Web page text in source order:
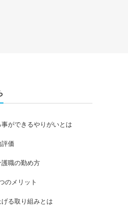
ができるやりがいとは
価
職の勤め方
のメリット
る取り組みとは